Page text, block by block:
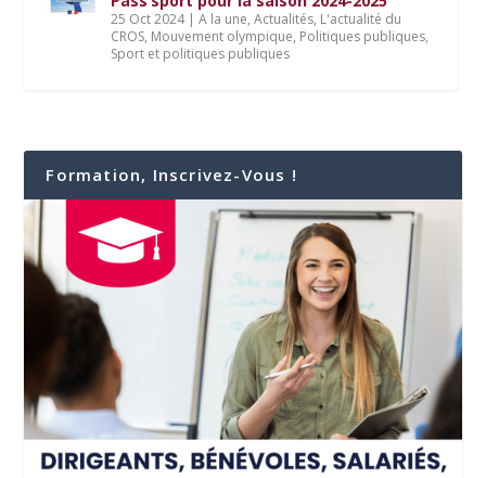
25 Oct 2024|A la une,Actualités, L'actualité du
CROS, Mouvement olympique, Politiques publiques,
Sport et politiques publiques
Formation, Inscrivez-Vous !